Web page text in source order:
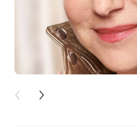
PREVIOUS CARD
NEXT CARD